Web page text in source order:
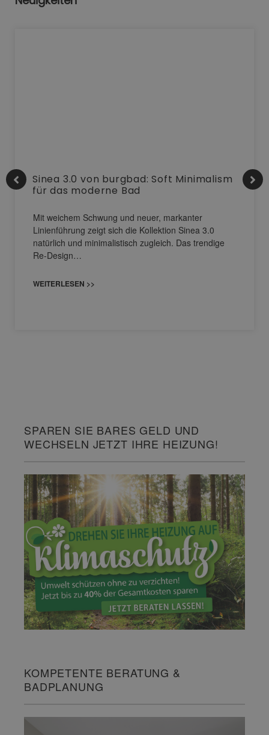
Sinea 3.0 von burgbad: Soft Minimalism
für das moderne Bad
Mit weichem Schwung und neuer, markanter
Linienführung zeigt sich die Kollektion Sinea 3.0
natürlich und minimalistisch zugleich. Das trendige
Re-Design…
WEITERLESEN >>
SPAREN SIE BARES GELD UND
WECHSELN JETZT IHRE HEIZUNG!
KOMPETENTE BERATUNG &
BADPLANUNG